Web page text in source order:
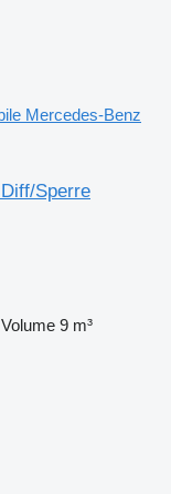
Mercedes-Benz
Sperre
Volume 9 m³